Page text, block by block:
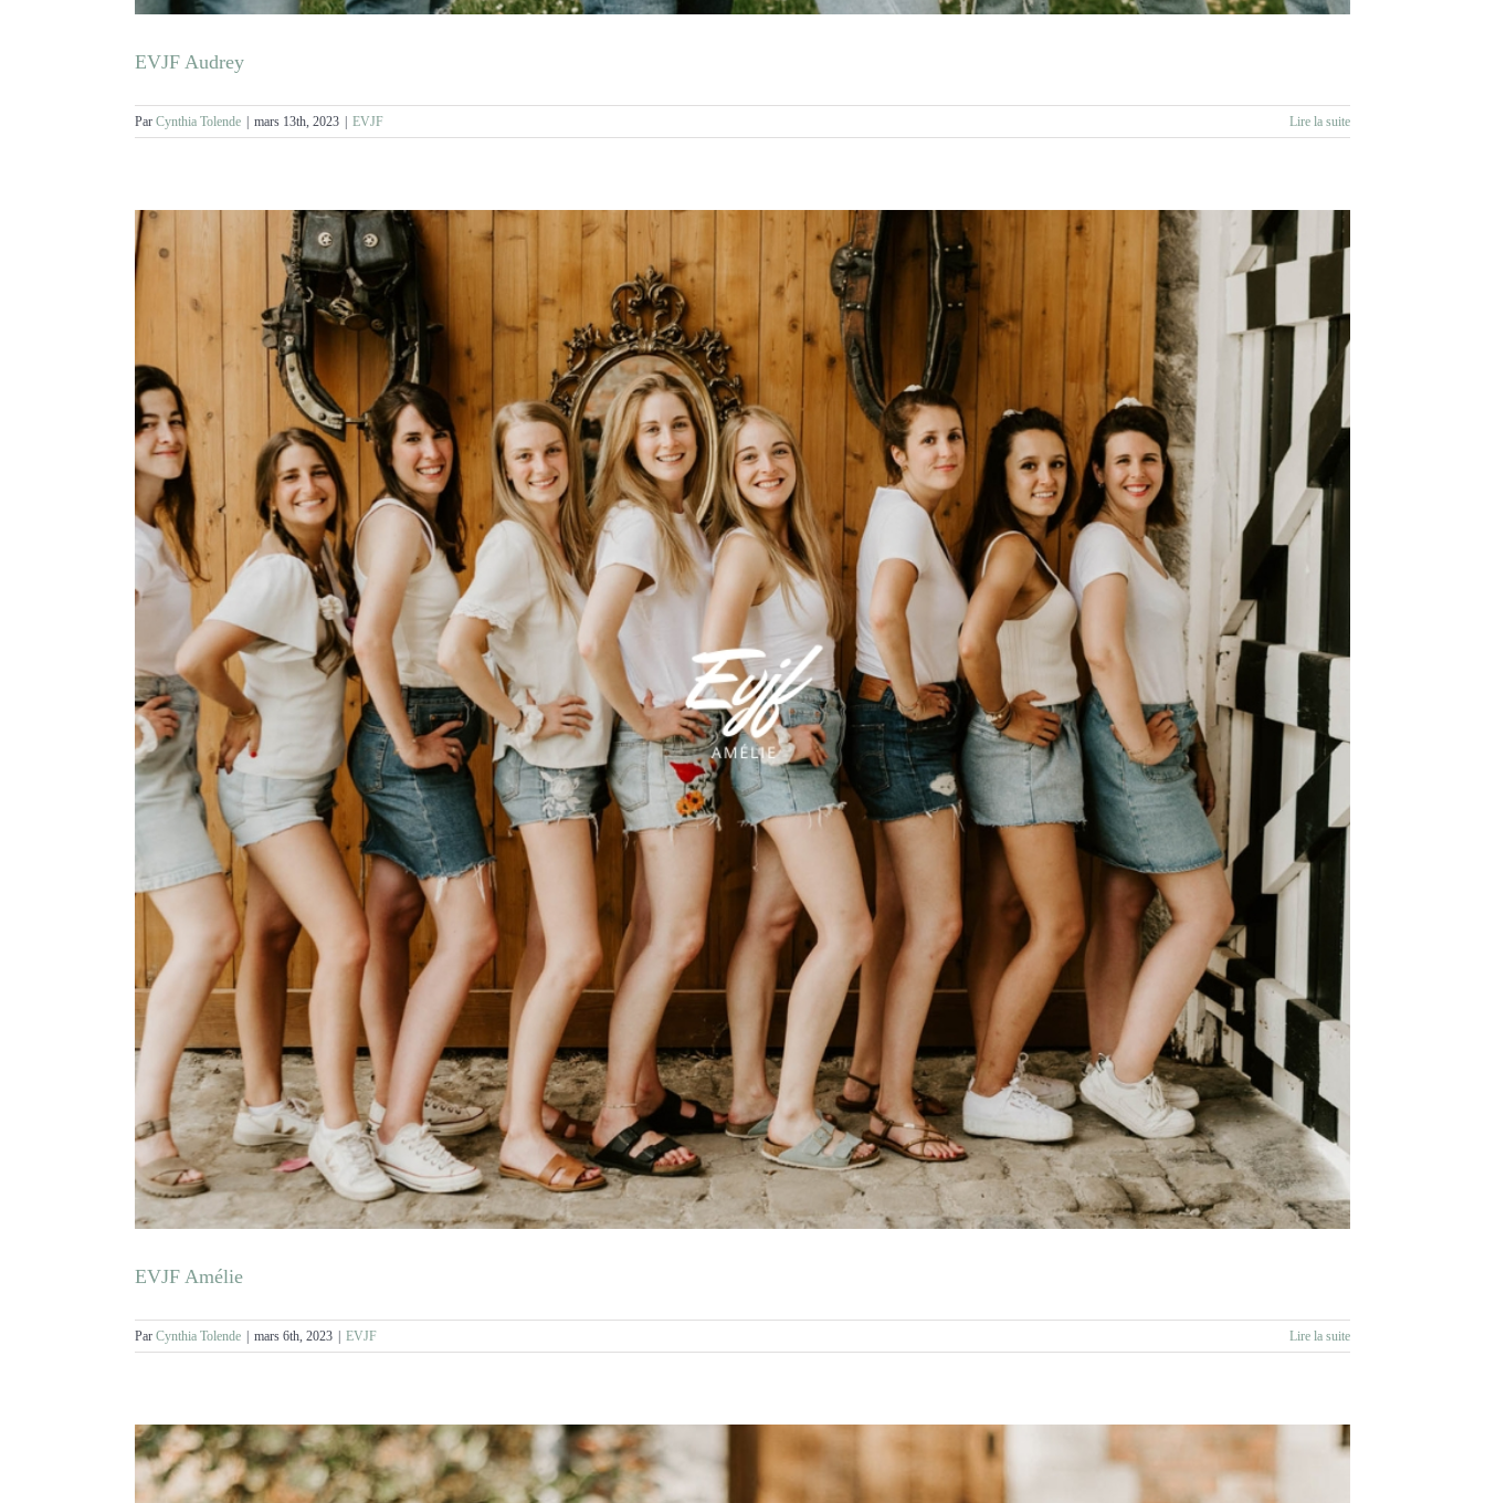
EVJF Audrey
Par Cynthia Tolende mars 13th, 2023 EVJF Lire la suite
EVJF Amélie
Par Cynthia Tolende mars 6th, 2023 EVJF Lire la suite